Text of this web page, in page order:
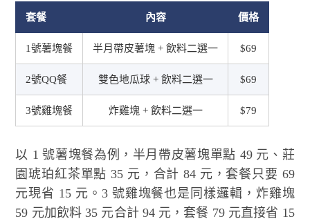
套餐 內容 價格
1號薯塊餐 半月帶皮薯塊 + 飲料二選一 $69
2號QQ餐 雙色地瓜球 + 飲料二選一 $69
3號雞塊餐 炸雞塊 + 飲料二選一 $79
以 1 號薯塊餐為例，半月帶皮薯塊單點 49 元、莊
園琥珀紅茶單點 35 元，合計 84 元，套餐只要 69
元現省 15 元。3 號雞塊餐也是同樣邏輯，炸雞塊
59 元加飲料 35 元合計 94 元，套餐 79 元直接省 15